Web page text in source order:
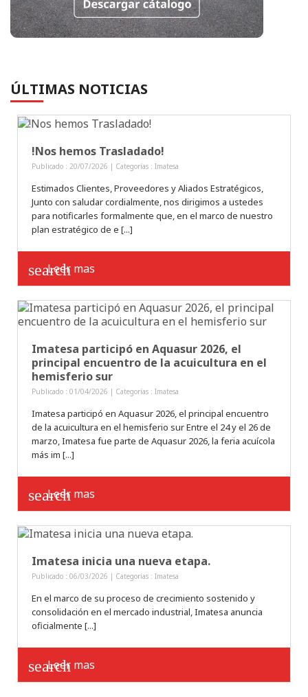
ÚLTIMAS NOTICIAS
!Nos hemos Trasladado!
Publicado : 20/07/2026 | Categorías : Imatesa
Estimados Clientes, Proveedores y Aliados Estratégicos,
Junto con saludar cordialmente, nos dirigimos a ustedes
para notificarles formalmente que, en el marco de nuestro
plan estratégico de e [...]
search
Leer mas
Imatesa participó en Aquasur 2026, el
principal encuentro de la acuicultura en el
hemisferio sur
Publicado : 01/04/2026 | Categorías : Imatesa
Imatesa participó en Aquasur 2026, el principal encuentro
de la acuicultura en el hemisferio sur Entre el 24 y el 26 de
marzo, Imatesa fue parte de Aquasur 2026, la feria acuícola
más im [...]
search
Leer mas
Imatesa inicia una nueva etapa.
Publicado : 06/03/2026 | Categorías : Imatesa
En el marco de su proceso de crecimiento sostenido y
consolidación en el mercado industrial, Imatesa anuncia
oficialmente [...]
search
Leer mas